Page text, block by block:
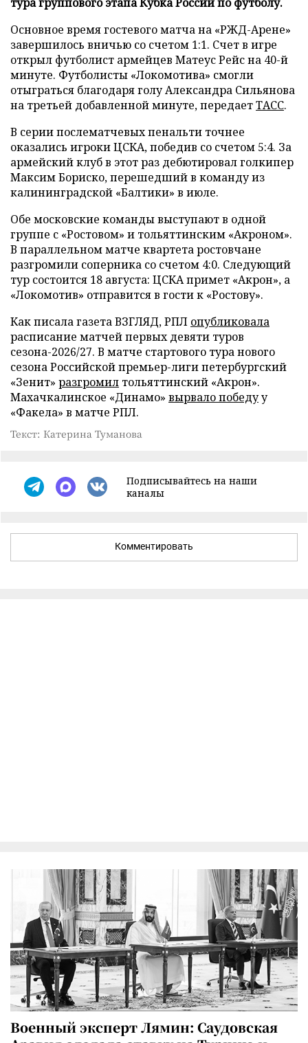
Основное время гостевого матча на «РЖД-Арене»
завершилось вничью со счетом 1:1. Счет в игре
открыл футболист армейцев Матеус Рейс на 40-й
минуте. Футболисты «Локомотива» смогли
отыграться благодаря голу Александра Сильянова
на третьей добавленной минуте, передаетТАСС.
В серии послематчевых пенальти точнее
оказались игроки ЦСКА, победив со счетом 5:4. За
армейский клуб в этот раз дебютировал голкипер
Максим Бориско, перешедший в команду из
калининградской «Балтики» в июле.
Обе московские команды выступают в одной
группе с «Ростовом» и тольяттинским «Акроном».
В параллельном матче квартета ростовчане
разгромили соперника со счетом 4:0. Следующий
тур состоится 18 августа: ЦСКА примет «Акрон», а
«Локомотив» отправится в гости к «Ростову».
Как писала газета ВЗГЛЯД, РПЛ опубликовала
расписание матчей первых девяти туров
сезона-2026/27. В матче стартового тура нового
сезона Российской премьер-лиги петербургский
«Зенит» разгромил тольяттинский «Акрон».
Махачкалинское «Динамо» вырвало победуу
«Факела» в матче РПЛ.
Текст: Катерина Туманова
Подписывайтесь на наши
каналы
Комментировать
Военный эксперт Лямин: Саудовская